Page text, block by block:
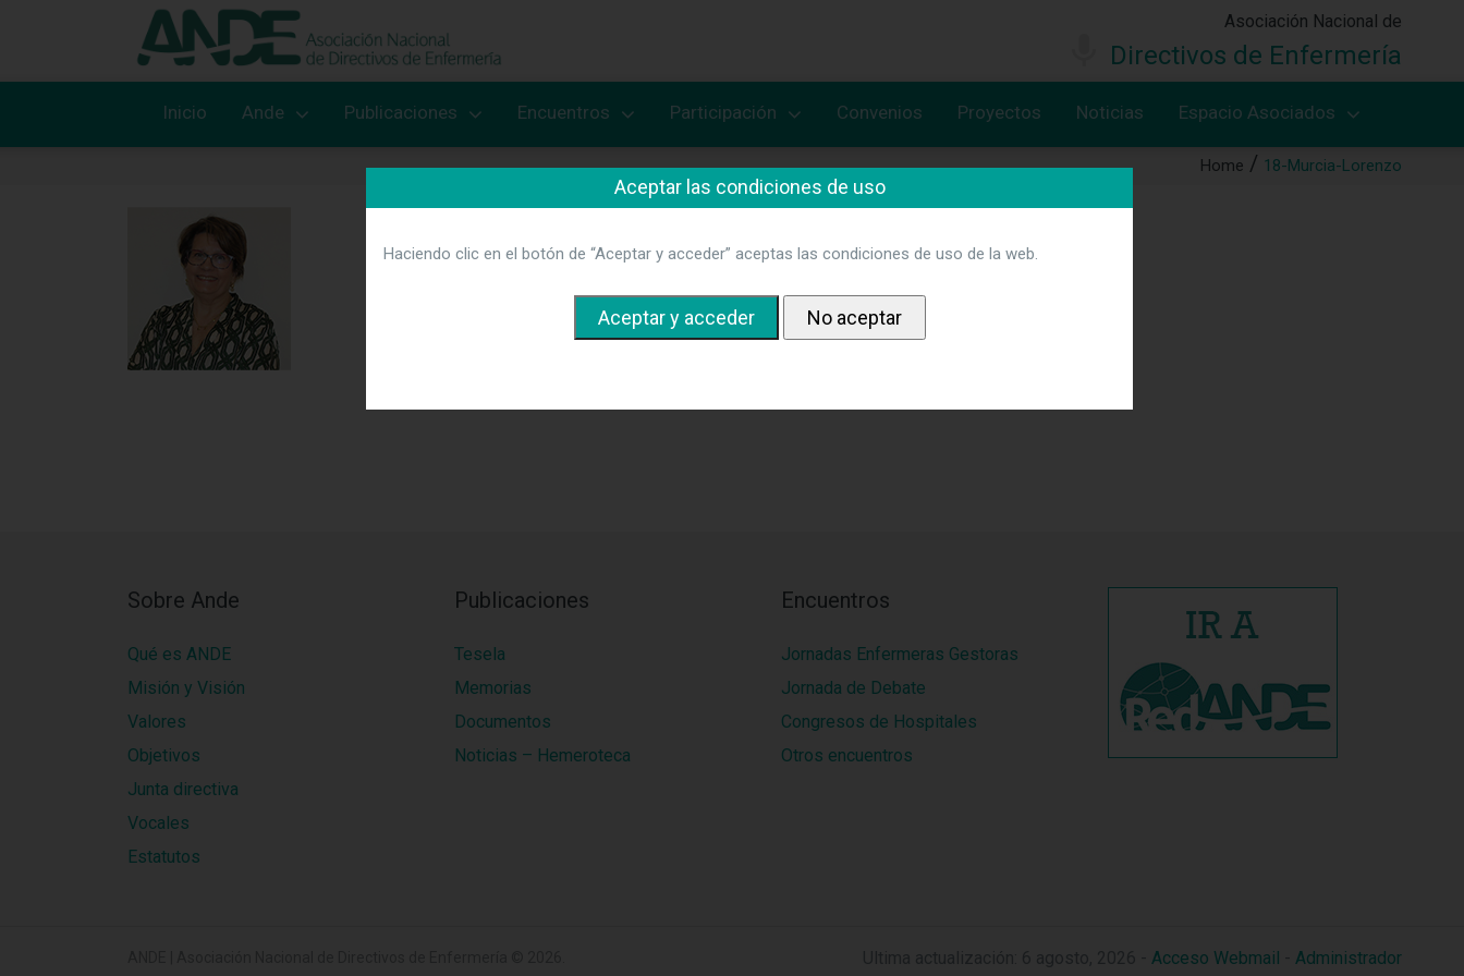
Asociación Nacional de
Directivos de Enfermería
Inicio Ande Publicaciones Encuentros Participación Convenios Proyectos Noticias Espacio Asociados
Home 18-Murcia-Lorenzo
Sobre Ande
Qué es ANDE
Misión y Visión
Valores
Objetivos
Junta directiva
Vocales
Estatutos
Publicaciones
Tesela
Memorias
Documentos
Noticias – Hemeroteca
Encuentros
Jornadas Enfermeras Gestoras
Jornada de Debate
Congresos de Hospitales
Otros encuentros
Acceso Webmail Administrador
Aceptar las condiciones de uso
Haciendo clic en el botón de “Aceptar y acceder” aceptas las condiciones de uso de la web.